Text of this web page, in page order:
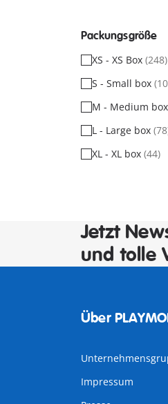
Packungsgröße
XS - XS Box (248)
S - Small box
M - Medium box
L - Large box
XL - XL box (44)
Jetzt
und tolle
Über
Impressum